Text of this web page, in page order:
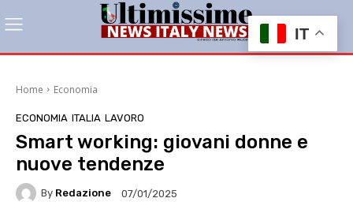
Home Economia
ECONOMIA ITALIA LAVORO
Smart working: giovani donne e
nuove tendenze
By Redazione 07/01/2025
IT